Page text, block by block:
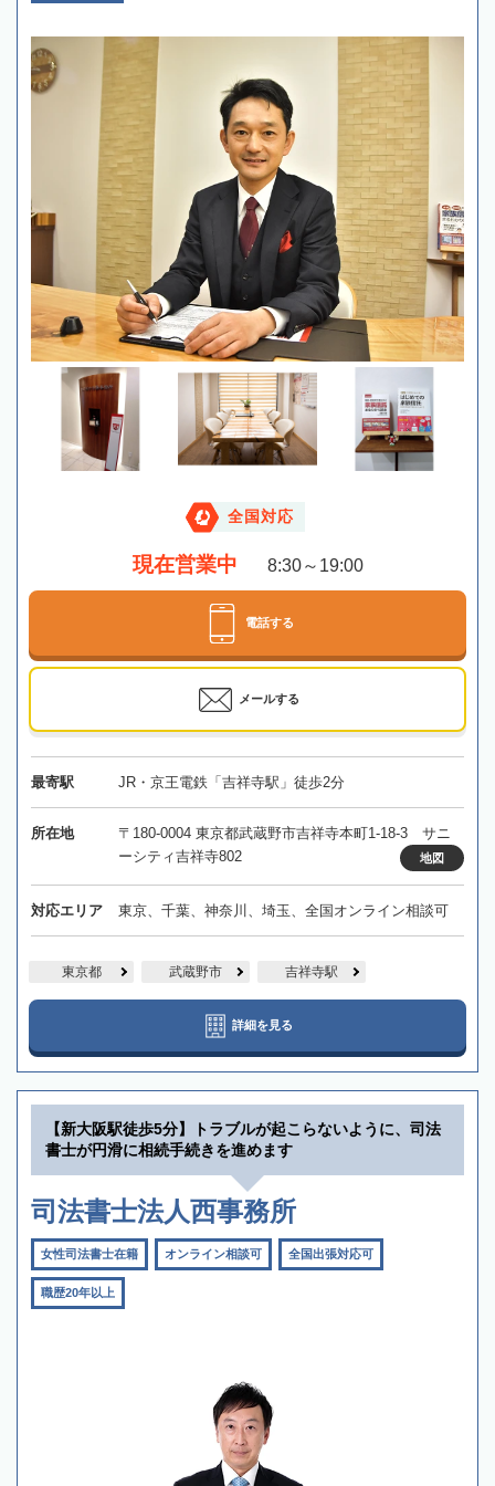
全国対応
現在営業中 8:30～19:00
電話する
メールする
最寄駅 JR・京王電鉄「吉祥寺駅」徒歩2分
所在地
〒180-0004 東京都武蔵野市吉祥寺本町1-18-3 サニ
ーシティ吉祥寺802
地図
対応エリア 東京、千葉、神奈川、埼玉、全国オンライン相談可
東京都 武蔵野市 吉祥寺駅
詳細を見る
【新大阪駅徒歩5分】トラブルが起こらないように、司法
書士が円滑に相続手続きを進めます
司法書士法人西事務所
女性司法書士在籍 オンライン相談可 全国出張対応可
職歴20年以上